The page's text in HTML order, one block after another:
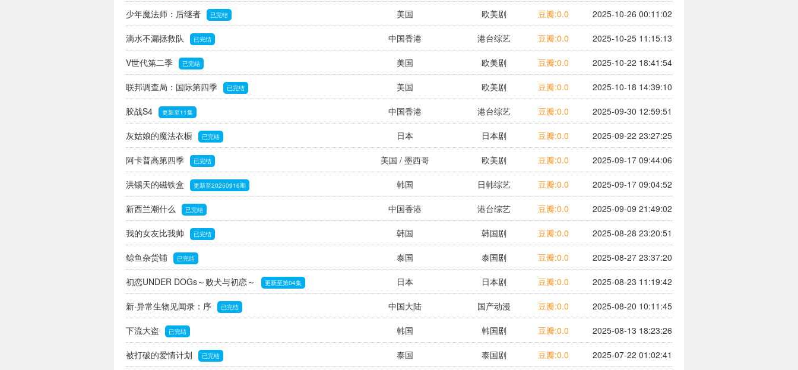
少年魔法师：后继者 已完结 美国 欧美剧 豆瓣:0.0 2025-10-26 00:11:02
滴水不漏拯救队 已完结 中国香港 港台综艺 豆瓣:0.0 2025-10-25 11:15:13
V世代第二季 已完结 美国 欧美剧 豆瓣:0.0 2025-10-22 18:41:54
联邦调查局：国际第四季 已完结 美国 欧美剧 豆瓣:0.0 2025-10-18 14:39:10
胶战S4 更新至11集 中国香港 港台综艺 豆瓣:0.0 2025-09-30 12:59:51
灰姑娘的魔法衣橱 已完结 日本 日本剧 豆瓣:0.0 2025-09-22 23:27:25
阿卡普高第四季 已完结 美国 / 墨西哥 欧美剧 豆瓣:0.0 2025-09-17 09:44:06
洪锡天的磁铁盒 更新至20250916期 韩国 日韩综艺 豆瓣:0.0 2025-09-17 09:04:52
新西兰潮什么 已完结 中国香港 港台综艺 豆瓣:0.0 2025-09-09 21:49:02
我的女友比我帅 已完结 韩国 韩国剧 豆瓣:0.0 2025-08-28 23:20:51
鲸鱼杂货铺 已完结 泰国 泰国剧 豆瓣:0.0 2025-08-27 23:37:20
初恋UNDER DOGs～败犬与初恋～ 更新至第04集 日本 日本剧 豆瓣:0.0 2025-08-23 11:19:42
新·异常生物见闻录：序 已完结 中国大陆 国产动漫 豆瓣:0.0 2025-08-20 10:11:45
下流大盗 已完结 韩国 韩国剧 豆瓣:0.0 2025-08-13 18:23:26
被打破的爱情计划 已完结 泰国 泰国剧 豆瓣:0.0 2025-07-22 01:02:41